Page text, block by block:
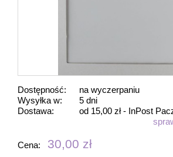
Dostępność:
na wyczerpaniu
Wysyłka w:
5 dni
Dostawa:
od 15,00 zł - InPost
Cena nie zawiera ewentualnych kosztów
Cena: 30,00 zł